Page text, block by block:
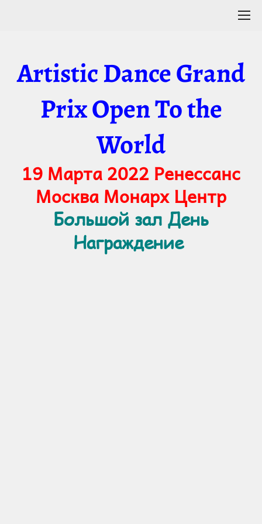
Artistic Dance Grand
Prix Open To the
World
19 Марта 2022 Ренессанс
Москва Монарх Центр
Большой зал День
Награждение